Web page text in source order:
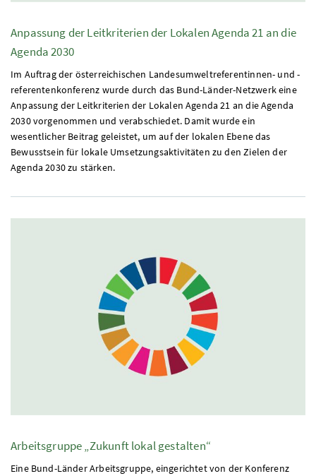
Anpassung der Leitkriterien der Lokalen Agenda 21 an die
Agenda 2030
Im Auftrag der österreichischen Landesumweltreferentinnen- und -
referentenkonferenz wurde durch das Bund-Länder-Netzwerk eine
Anpassung der Leitkriterien der Lokalen Agenda 21 an die Agenda
2030 vorgenommen und verabschiedet. Damit wurde ein
wesentlicher Beitrag geleistet, um auf der lokalen Ebene das
Bewusstsein für lokale Umsetzungsaktivitäten zu den Zielen der
Agenda 2030 zu stärken.
Arbeitsgruppe „Zukunft lokal gestalten“
Eine Bund-Länder Arbeitsgruppe, eingerichtet von der Konferenz